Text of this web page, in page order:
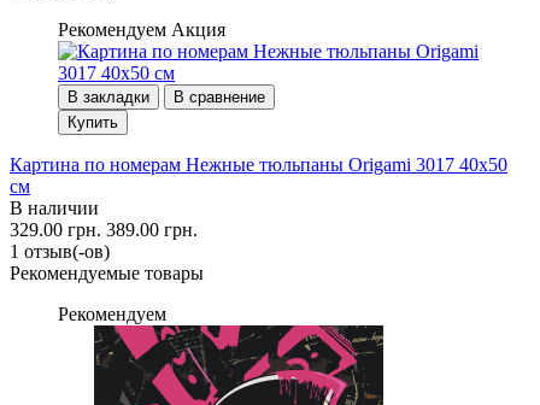
Рекомендуем Акция
В закладки
В сравнение
Купить
Картина по номерам Нежные тюльпаны Origami 3017 40x50
см
В наличии
329.00 грн. 389.00 грн.
1 отзыв(-ов)
Рекомендуемые товары
Рекомендуем